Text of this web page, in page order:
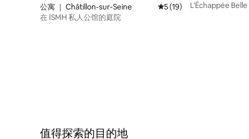
公寓 ｜ Châtillon-sur-Seine 平均评分 5 分（满分 5 分
5 (19)
在 ISMH 私人公馆的庭院
L'Échappée
值得探索的目的地